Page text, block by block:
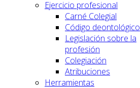
Ejercicio profesional
Carné Colegial
Código deontológico
Legislación sobre la
profesión
Colegiación
Atribuciones
Herramientas